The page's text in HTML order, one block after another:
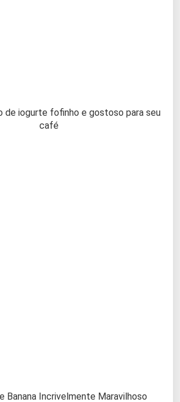
de iogurte fofinho e gostoso para seu
café
Banana Incrivelmente Maravilhoso